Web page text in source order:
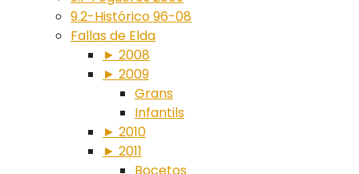
9.2-Histórico 96-08
Fallas de Elda
► 2008
► 2009
Grans
Infantils
► 2010
► 2011